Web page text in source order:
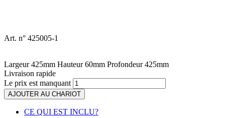
Art. n° 425005-1
Largeur425mm Hauteur60mm Profondeur425mm
Livraison rapide
Le prix est manquant
AJOUTER AU CHARIOT
CE QUI EST INCLU?